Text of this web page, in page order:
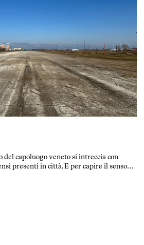
del capoluogo veneto si intreccia con
presenti in città. E per capire il senso
ripercorrere gli ultimi 100 anni di